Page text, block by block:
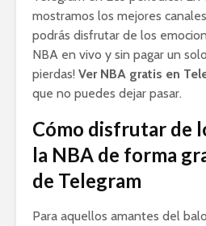
mostramos los mejores
podrás disfrutar de los
NBA en vivo y sin pagar un
pierdas! Ver NBA gratis en
que no puedes dejar pasar.
Cómo disfrutar de
la NBA de forma
de Telegram
Para aquellos amantes del